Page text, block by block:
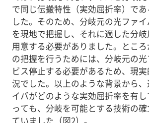
で同じ伝搬特性（実効屈折率）で
した。そのため、分岐元の光ファ
を現地で把握し、それに適した分
用意する必要がありました。とこ
の把握を行うためには、分岐元の
ビス停止する必要があるため、現
況でした。以上のような背景から
イバがどのような実効屈折率を有
っても、分岐を可能とする技術の
ていました（図2）。